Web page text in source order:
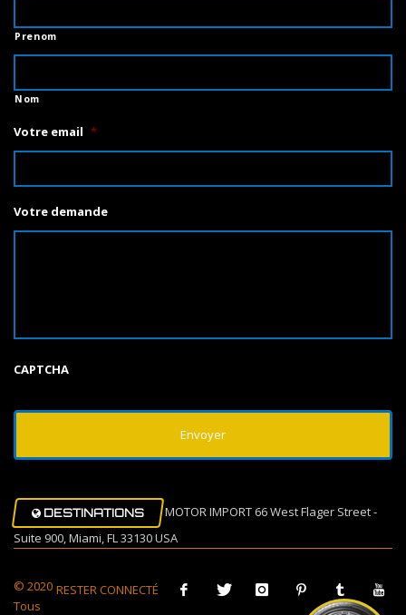
Prenom
Nom
Votre email *
Votre demande
CAPTCHA
DESTINATIONS
MOTOR IMPORT 66 West Flager Street -
Suite 900, Miami, FL 33130 USA
RESTER CONNECTÉ
© 2020
Tous